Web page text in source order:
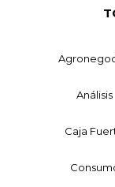
Análisis
Caja